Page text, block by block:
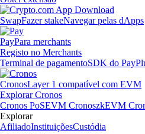
SwapFazer stakeNavegar pelas dApps
PayPara merchants
Registo no Merchants
Terminal de pagamentoSDK do Pay
CronosLayer 1 compatível com EVM
Explorar Cronos
Cronos PoSEVM CronoszkEVM
Explorar
AfiliadoInstituiçõesCustódia